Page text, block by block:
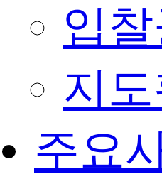
입
지
주요